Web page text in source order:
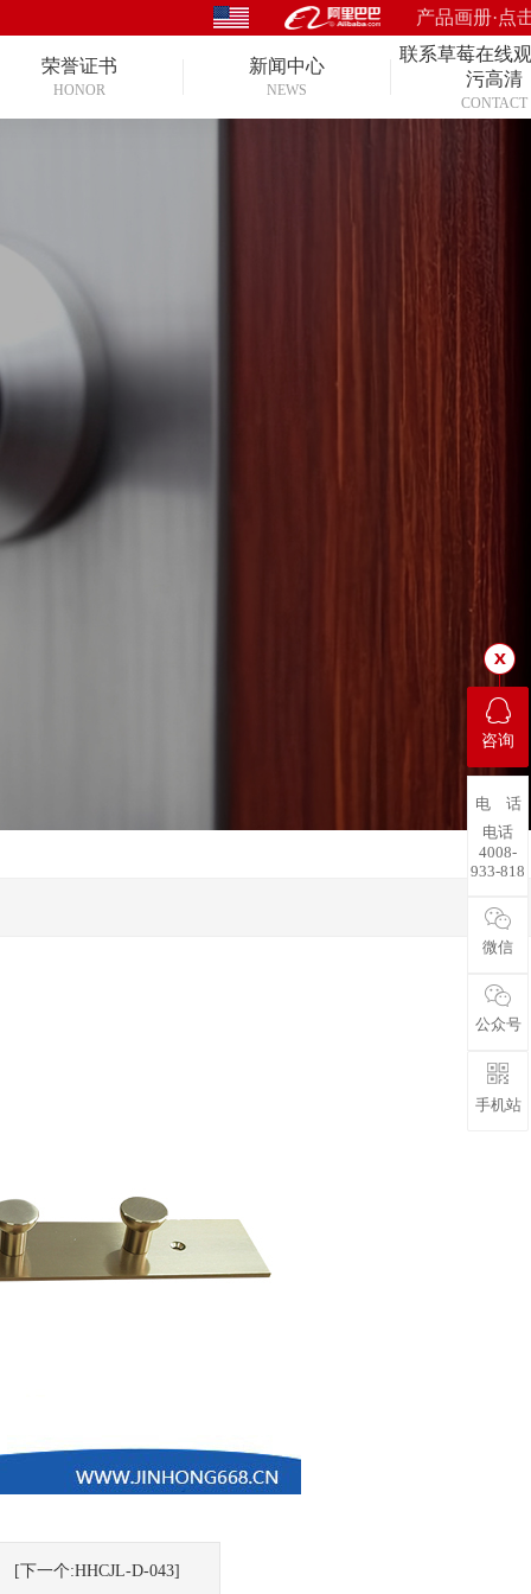
产品画册·点
荣誉证书
HONOR
新闻中心
NEWS
联系草莓在线
污高清
CONTACT
[下一个:HHCJL-D-043]
咨询
电 话
电话
4008-
933-818
微信
公众号
手机站